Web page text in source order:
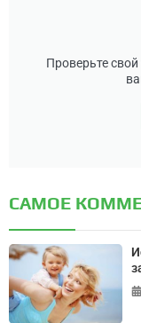
Проверьте
САМОЕ